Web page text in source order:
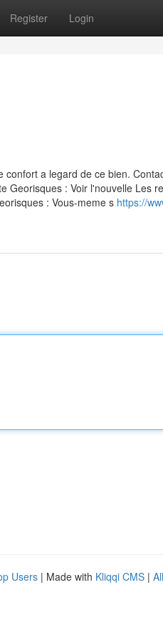
Register Login
a legard de ce bien.
Georisques : Voir l'nouvelle Les
: Vous-meme s https://
Users | Made with Kliqqi CMS |